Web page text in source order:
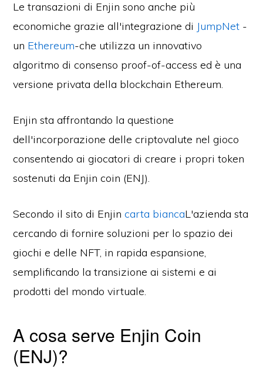
Le transazioni di Enjin sono anche più
economiche grazie all'integrazione di JumpNet -
un Ethereum-che utilizza un innovativo
algoritmo di consenso proof-of-access ed è una
versione privata della blockchain Ethereum.
Enjin sta affrontando la questione
dell'incorporazione delle criptovalute nel gioco
consentendo ai giocatori di creare i propri token
sostenuti da Enjin coin (ENJ).
Secondo il sito di Enjincarta biancaL'azienda sta
cercando di fornire soluzioni per lo spazio dei
giochi e delle NFT, in rapida espansione,
semplificando la transizione ai sistemi e ai
prodotti del mondo virtuale.
A cosa serve Enjin Coin
(ENJ)?